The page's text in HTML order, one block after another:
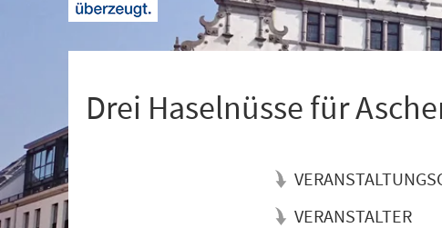
Drei Haselnüsse für
VERANSTALTER